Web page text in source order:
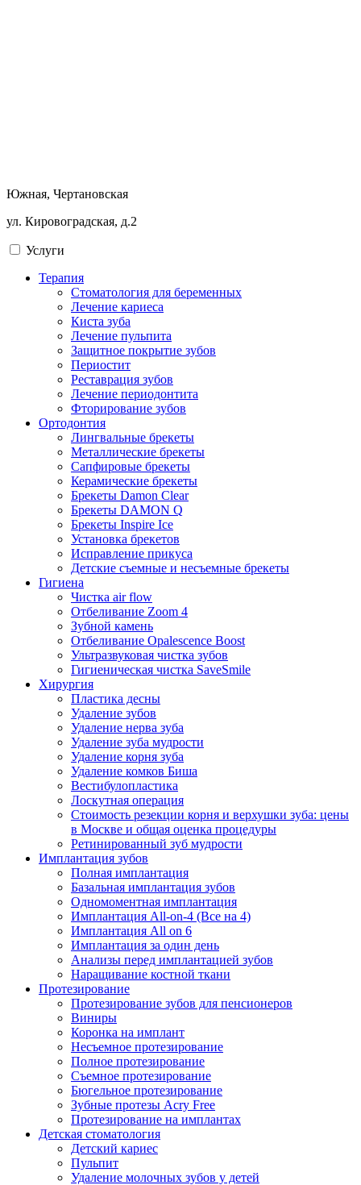
Южная, Чертановская
ул. Кировоградская, д.2
Услуги
Терапия
Стоматология для беременных
Лечение кариеса
Киста зуба
Лечение пульпита
Защитное покрытие зубов
Периостит
Реставрация зубов
Лечение периодонтита
Фторирование зубов
Ортодонтия
Лингвальные брекеты
Металлические брекеты
Сапфировые брекеты
Керамические брекеты
Брекеты Damon Clear
Брекеты DAMON Q
Брекеты Inspire Ice
Установка брекетов
Исправление прикуса
Детские съемные и несъемные брекеты
Гигиена
Чистка air flow
Отбеливание Zoom 4
Зубной камень
Отбеливание Opalescence Boost
Ультразвуковая чистка зубов
Гигиеническая чистка SaveSmile
Хирургия
Пластика десны
Удаление зубов
Удаление нерва зуба
Удаление зуба мудрости
Удаление корня зуба
Удаление комков Биша
Вестибулопластика
Лоскутная операция
Стоимость резекции корня и верхушки зуба: цены
в Москве и общая оценка процедуры
Ретинированный зуб мудрости
Имплантация зубов
Полная имплантация
Базальная имплантация зубов
Одномоментная имплантация
Имплантация All-on-4 (Все на 4)
Имплантация All on 6
Имплантация за один день
Анализы перед имплантацией зубов
Наращивание костной ткани
Протезирование
Протезирование зубов для пенсионеров
Виниры
Коронка на имплант
Несъемное протезирование
Полное протезирование
Съемное протезирование
Бюгельное протезирование
Зубные протезы Acry Free
Протезирование на имплантах
Детская стоматология
Детский кариес
Пульпит
Удаление молочных зубов у детей